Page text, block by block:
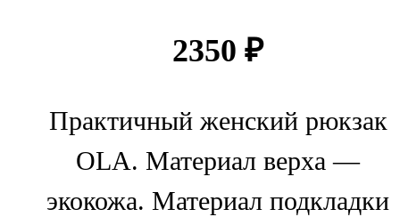
2350 ₽
Практичный женский рюкзак
OLA. Материал верха —
экокожа. Материал подкладки